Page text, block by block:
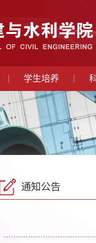
学生培养
通知公告